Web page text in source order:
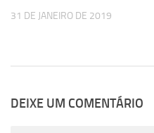
31 DE JANEIRO DE 2019
DEIXE UM COMENTÁRIO